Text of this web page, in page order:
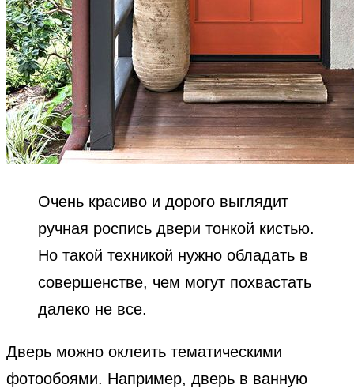
Очень красиво и дорого выглядит
ручная роспись двери тонкой кистью.
Но такой техникой нужно обладать в
совершенстве, чем могут похвастать
далеко не все.
Дверь можно оклеить тематическими
фотообоями. Например, дверь в ванную